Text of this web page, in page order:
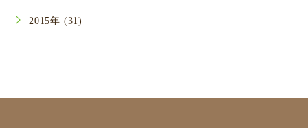
2015年 (31)